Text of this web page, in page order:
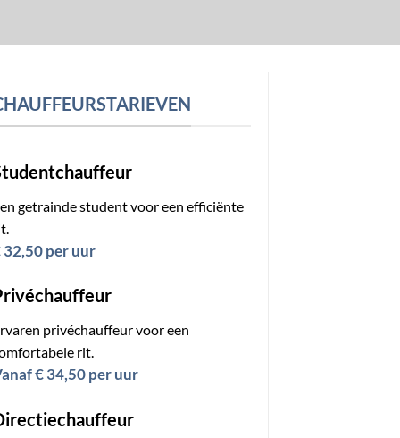
getrainde student voor een efficiënte
32,50 per uur
privéchauffeur voor een
rit.
€ 34,50 per uur